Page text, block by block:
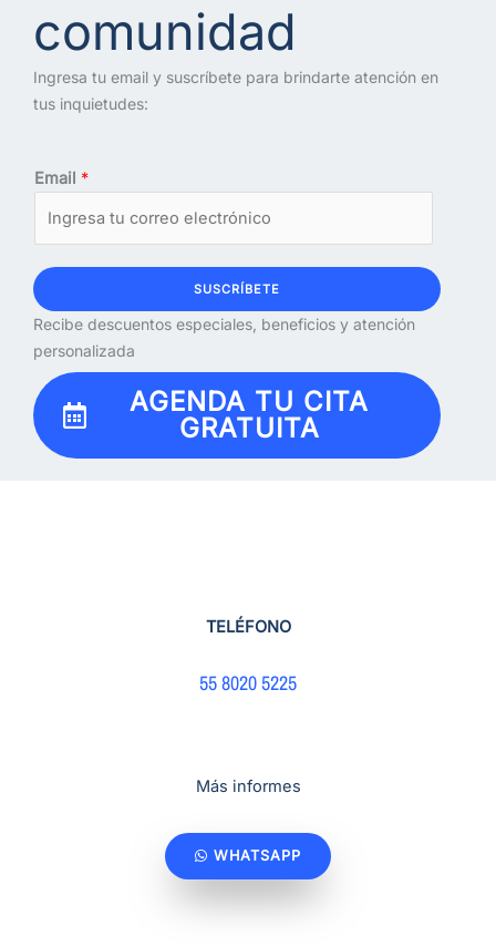
comunidad
Ingresa tu email y suscríbete para brindarte atención en
tus inquietudes:
Email *
SUSCRÍBETE
Recibe descuentos especiales, beneficios y atención
personalizada
AGENDA TU CITA
GRATUITA
TELÉFONO
55 8020 5225
Más informes
WHATSAPP